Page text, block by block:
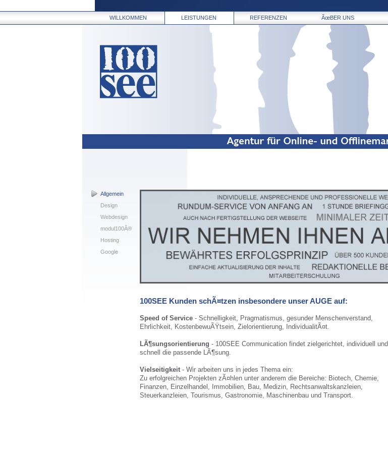
WILLKOMMEN LEISTUNGEN REFERENZEN ÃœBER UNS
Allgemein
Design
Webdesign
modul100Â®
Hosting
Google
100SEE Kunden schÃ¤tzen insbesondere unser AUGE auf:
Speed of Service- Schnelligkeit, Pragmatismus, gesunder Menschenverstand,
Ehrlichkeit, KostenbewuÃŸtsein, Zielorientierung, IndividualitÃ¤t.
LÃ¶sungsorientierung - 100SEE Communication findet zielgerichtet, individuell und
schnell die passende LÃ¶sung.
Vielseitigkeit- Wir arbeiten uns in jedes Thema ein:
Zu erfolgreichen Projekten zÃ¤hlen unter anderem die Bereiche: Biotech, Chemie,
Finanzen, Einzelhandel, Immobilien, Bau, Medizin, Rechtsanwaltskanzleien,
Steuerkanzleien, Tourismus, Gastronomie, Maschinenbau und Transport.